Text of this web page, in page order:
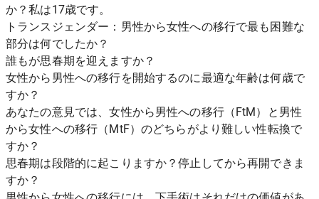
か？私は17歳です。
トランスジェンダー：男性から女性への移行で最も困難な
部分は何でしたか？
誰もが思春期を迎えますか？
女性から男性への移行を開始するのに最適な年齢は何歳で
すか？
あなたの意見では、女性から男性への移行（FtM）と男性
から女性への移行（MtF）のどちらがより難しい性転換で
すか？
思春期は段階的に起こりますか？停止してから再開できま
すか？